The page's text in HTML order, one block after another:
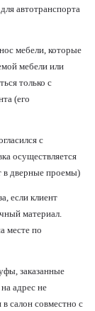
автотранспорта
мебели, которые
мебели или
только с
(его
с
осуществляется
в дверные проемы)
если клиент
материал.
месте по
заказанные
адрес не
салон совместно с